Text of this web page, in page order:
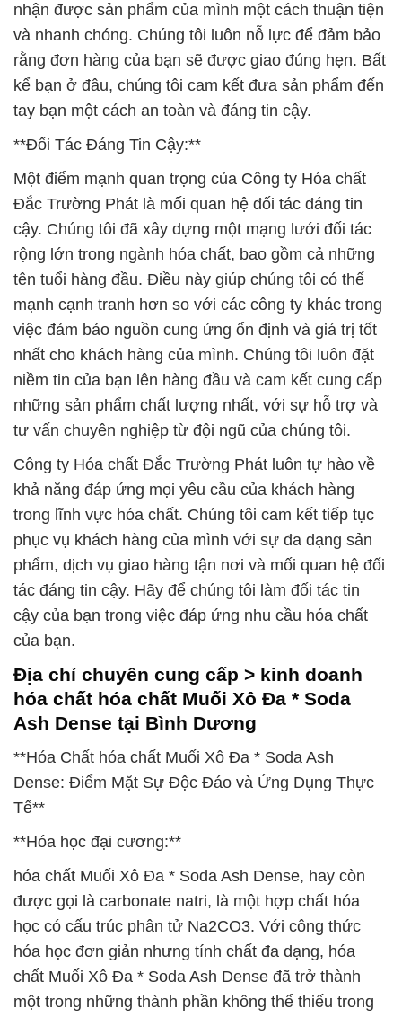
nhận được sản phẩm của mình một cách thuận tiện
và nhanh chóng. Chúng tôi luôn nỗ lực để đảm bảo
rằng đơn hàng của bạn sẽ được giao đúng hẹn. Bất
kể bạn ở đâu, chúng tôi cam kết đưa sản phẩm đến
tay bạn một cách an toàn và đáng tin cậy.
**Đối Tác Đáng Tin Cậy:**
Một điểm mạnh quan trọng của Công ty Hóa chất
Đắc Trường Phát là mối quan hệ đối tác đáng tin
cậy. Chúng tôi đã xây dựng một mạng lưới đối tác
rộng lớn trong ngành hóa chất, bao gồm cả những
tên tuổi hàng đầu. Điều này giúp chúng tôi có thế
mạnh cạnh tranh hơn so với các công ty khác trong
việc đảm bảo nguồn cung ứng ổn định và giá trị tốt
nhất cho khách hàng của mình. Chúng tôi luôn đặt
niềm tin của bạn lên hàng đầu và cam kết cung cấp
những sản phẩm chất lượng nhất, với sự hỗ trợ và
tư vấn chuyên nghiệp từ đội ngũ của chúng tôi.
Công ty Hóa chất Đắc Trường Phát luôn tự hào về
khả năng đáp ứng mọi yêu cầu của khách hàng
trong lĩnh vực hóa chất. Chúng tôi cam kết tiếp tục
phục vụ khách hàng của mình với sự đa dạng sản
phẩm, dịch vụ giao hàng tận nơi và mối quan hệ đối
tác đáng tin cậy. Hãy để chúng tôi làm đối tác tin
cậy của bạn trong việc đáp ứng nhu cầu hóa chất
của bạn.
Địa chỉ chuyên cung cấp > kinh doanh
hóa chất hóa chất Muối Xô Đa * Soda
Ash Dense tại Bình Dương
**Hóa Chất hóa chất Muối Xô Đa * Soda Ash
Dense: Điểm Mặt Sự Độc Đáo và Ứng Dụng Thực
Tế**
**Hóa học đại cương:**
hóa chất Muối Xô Đa * Soda Ash Dense, hay còn
được gọi là carbonate natri, là một hợp chất hóa
học có cấu trúc phân tử Na2CO3. Với công thức
hóa học đơn giản nhưng tính chất đa dạng, hóa
chất Muối Xô Đa * Soda Ash Dense đã trở thành
một trong những thành phần không thể thiếu trong